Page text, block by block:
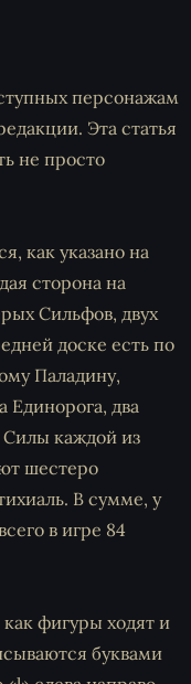
персонажам
Эта статья
не просто
как указано на
сторона на
Сильфов, двух
доске есть по
Паладину,
Единорога, два
Силы каждой из
шестеро
В сумме, у
в игре 84
фигуры ходят и
буквами